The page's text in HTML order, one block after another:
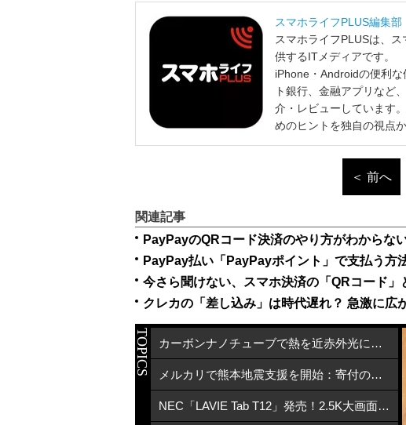
スマホライフPLUS編集部
スマホライフPLUSは、
供するITメディアです。
iPhone・Androidの便利
ト銀行、金融アプリなど
介・レビューしています
めのヒントを独自の視点
＜ 前へ
関連記事
PayPayのQRコード決済のやり方がわからな
PayPay払い「PayPayポイント」で支払う方
今さら聞けない、スマホ決済の「QRコード」
クレカの「差し込み」は時代遅れ？ 急激に広
TOPICS カーボンナノチューブで熱を近赤外光に変換する方法
メルカリで熊本地震支援を開始：寄付の方法と活用先
NEC「LAVIE Tab T12」発売！2.5K大画面Androidタブレットが6万円台で登場